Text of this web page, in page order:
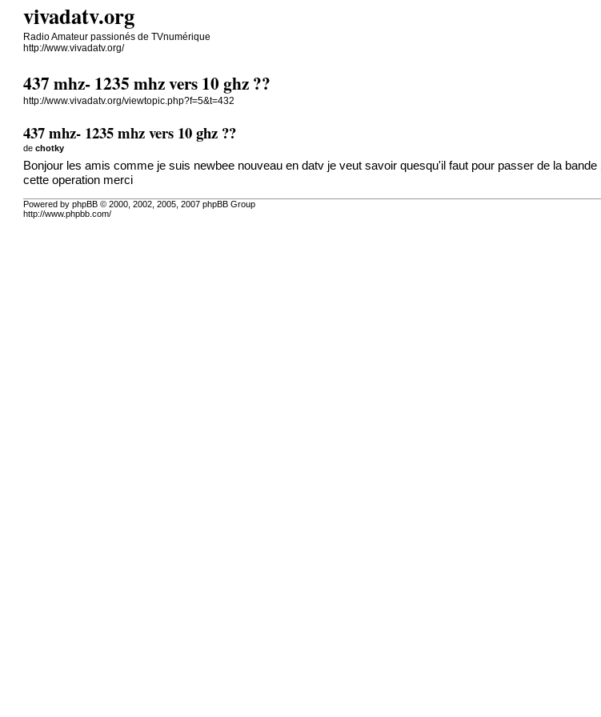
vivadatv.org
Radio Amateur passionés de TVnumérique
http://www.vivadatv.org/
437 mhz- 1235 mhz vers 10 ghz ??
http://www.vivadatv.org/viewtopic.php?f=5&t=432
437 mhz- 1235 mhz vers 10 ghz ??
dechotky
Bonjour les amis comme je suis newbee nouveau en datv je veut savoir quesqu'il faut pour passer de la
cette operation merci
Powered by phpBB © 2000, 2002, 2005, 2007 phpBB Group
http://www.phpbb.com/